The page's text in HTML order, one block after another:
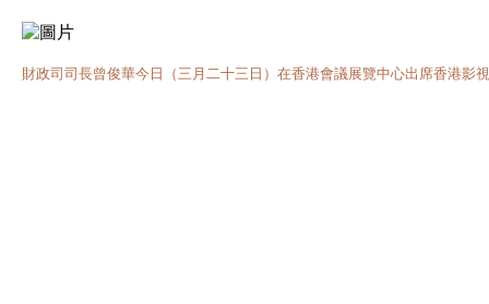
財政司司長曾俊華今日（三月二十三日）在香港會議展覽中心出席香港影